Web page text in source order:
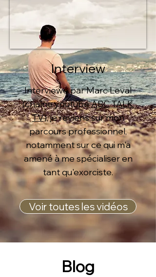
Interview
Interviewé par Marc Leval
(chaîne youtubeABC TALK
TV), je reviens sur mon
parcours professionnel,
notamment sur ce qui m'a
amené à me spécialiser en
tant qu'exorciste.
Voir toutes les vidéos
Blog